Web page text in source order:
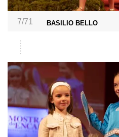
7/71 BASILIO BELLO